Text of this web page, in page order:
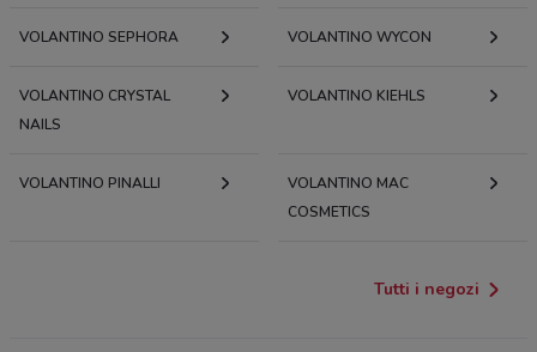
VOLANTINO SEPHORA VOLANTINO WYCON
VOLANTINO CRYSTAL
NAILS
VOLANTINO KIEHLS
VOLANTINO PINALLI
VOLANTINO MAC
COSMETICS
Tutti i negozi